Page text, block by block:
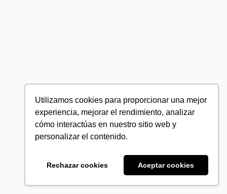
Utilizamos cookies para proporcionar una mejor
experiencia, mejorar el rendimiento, analizar
cómo interactúas en nuestro sitio web y
personalizar el contenido.
Rechazar cookies Aceptar cookies